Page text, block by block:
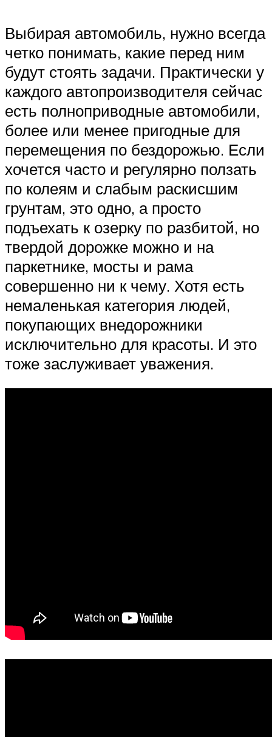
Выбирая автомобиль, нужно всегда
четко понимать, какие перед ним
будут стоять задачи. Практически у
каждого автопроизводителя сейчас
есть полноприводные автомобили,
более или менее пригодные для
перемещения по бездорожью. Если
хочется часто и регулярно ползать
по колеям и слабым раскисшим
грунтам, это одно, а просто
подъехать к озерку по разбитой, но
твердой дорожке можно и на
паркетнике, мосты и рама
совершенно ни к чему. Хотя есть
немаленькая категория людей,
покупающих внедорожники
исключительно для красоты. И это
тоже заслуживает уважения.